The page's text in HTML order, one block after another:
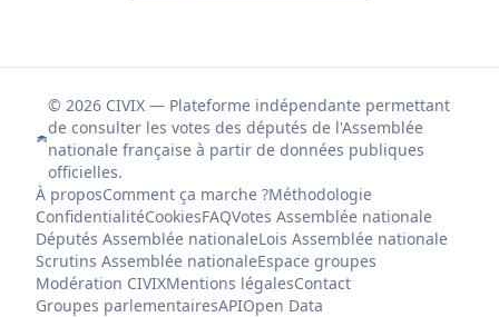
© 2026 CIVIX — Plateforme indépendante permettant
de consulter les votes des députés de l'Assemblée
nationale française à partir de données publiques
officielles.
À proposComment ça marche ?Méthodologie
ConfidentialitéCookiesFAQVotes Assemblée nationale
Députés Assemblée nationaleLois Assemblée nationale
Scrutins Assemblée nationaleEspace groupes
Modération CIVIXMentions légalesContact
Groupes parlementairesAPIOpen Data